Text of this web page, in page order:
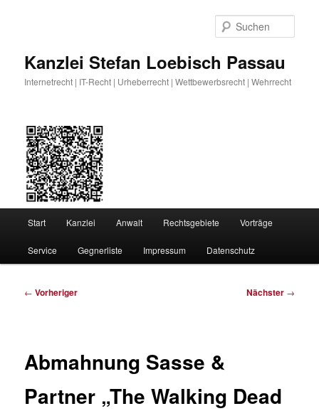
Kanzlei Stefan Loebisch Passau
Internetrecht | IT-Recht | Urheberrecht | Wettbewerbsrecht | Wehrrecht
Start Kanzlei Anwalt Rechtsgebiete Vorträge
Service Gegnerliste Impressum Datenschutz
Beitragsnavigation
← Vorheriger Nächster →
Abmahnung Sasse &
Partner „The Walking Dead